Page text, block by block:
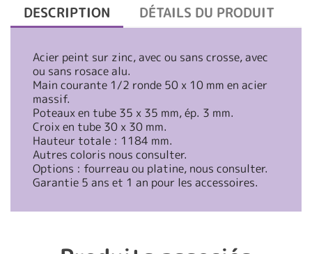
DESCRIPTION DÉTAILS DU PRODUIT
Acier peint sur zinc, avec ou sans crosse, avec
ou sans rosace alu.
Main courante 1/2 ronde 50 x 10 mm en acier
massif.
Poteaux en tube 35 x 35 mm, ép. 3 mm.
Croix en tube 30 x 30 mm.
Hauteur totale : 1184 mm.
Autres coloris nous consulter.
Options : fourreau ou platine, nous consulter.
Garantie 5 ans et 1 an pour les accessoires.